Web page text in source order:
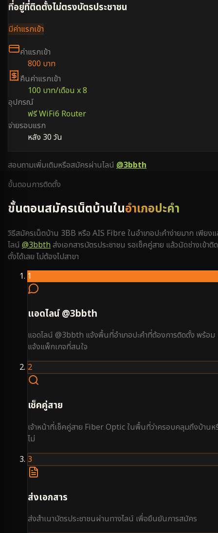
ที่อยู่ที่ติดตั้งไม่ตรงบัตรประชาชน
มีค่าแรกเข้า
ค่าแรกเข้า
800 บาท
คืนค่าแรกเข้า
100 บาท/เดือน x 8
อุปกรณ์
ฟรี WiFi6 Router
จ่ายรอบแรก
หลัง 30 วัน
สอบถามเพิ่มเติมหรือสมัครผ่านไลน์ @3bbth
ขั้นตอนการติดตั้ง
ขั้นตอนสมัครเน็ตบ้านในอำเภอปะคำ
วิธีสมัครเน็ตบ้าน 3BB หรือ AIS Fibre ในอำเภอปะคำง่ายมาก เพียง
ไลน์ @3bbthส่งเอกสารบัตรประชาชน รอเช็คคู่สาย แล้วนัดช่างเข้าติด
ตั้งได้เลย ไม่ต้องไปสาขา
1
แอดไลน์ @3bbth
แอดไลน์ @3bbth แจ้งพื้นที่อำเภอปะคำที่ต้องการติดตั้ง พร้อม
แจ้งแพ็กเกจที่สนใจ
2
เช็คคู่สาย
เจ้าหน้าที่เช็คคู่สาย Fiber Optic ในพื้นที่ว่าครอบคลุมถึงบ้านห
ไม่
3
ส่งเอกสาร
ส่งสำเนาบัตรประชาชนผ่านทางไลน์ เพื่อยืนยันการสมัคร